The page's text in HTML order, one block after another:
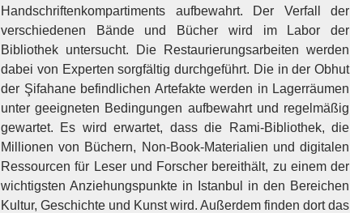
Handschriftenkompartiments aufbewahrt. Der Verfall der
verschiedenen Bände und Bücher wird im Labor der
Bibliothek untersucht. Die Restaurierungsarbeiten werden
dabei von Experten sorgfältig durchgeführt. Die in der Obhut
der Şifahane befindlichen Artefakte werden in Lagerräumen
unter geeigneten Bedingungen aufbewahrt und regelmäßig
gewartet. Es wird erwartet, dass die Rami-Bibliothek, die
Millionen von Büchern, Non-Book-Materialien und digitalen
Ressourcen für Leser und Forscher bereithält, zu einem der
wichtigsten Anziehungspunkte in Istanbul in den Bereichen
Kultur, Geschichte und Kunst wird. Außerdem finden dort das